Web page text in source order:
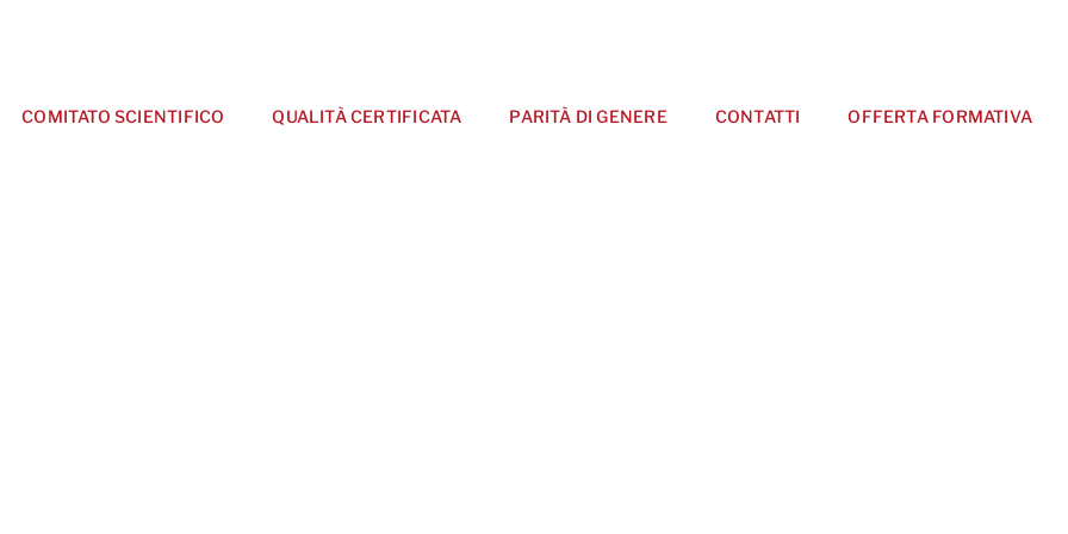
COMITATO SCIENTIFICO QUALITÀ CERTIFICATA PARITÀ DI GENERE CONTATTI OFFERTA FORMATIVA